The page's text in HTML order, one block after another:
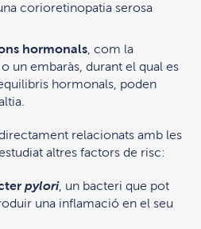
corioretinopatia serosa
hormonals , com la
un embaràs, durant el qual es
hormonals, poden
relacionats amb les
altres factors de risc:
pylori, un bacteri que pot
una inflamació en el seu